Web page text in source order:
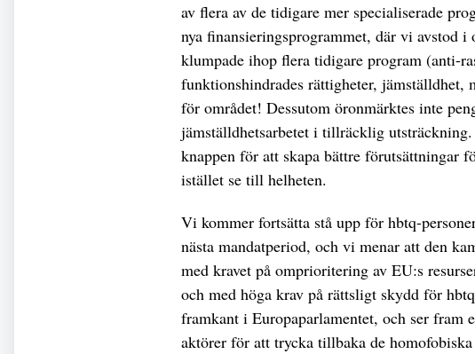
av flera av de tidigare mer specialiserade
nya finansieringsprogrammet, där vi avstod
klumpade ihop flera tidigare program (anti-
funktionshindrades rättigheter, jämställdhet,
för området! Dessutom öronmärktes inte
jämställdhetsarbetet i tillräcklig
knappen för att skapa bättre förutsättningar
istället se till helheten.
Vi kommer fortsätta stå upp för hbtq-
nästa mandatperiod, och vi menar att den
med kravet på omprioritering av EU:s
och med höga krav på rättsligt skydd för
framkant i Europaparlamentet, och ser fram
aktörer för att trycka tillbaka de